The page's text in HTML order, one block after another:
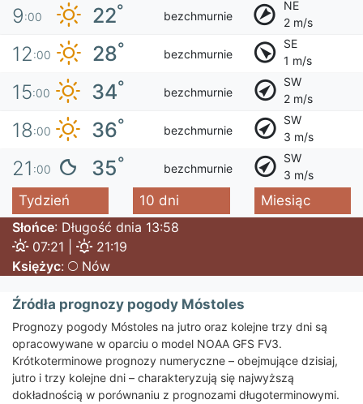
9:00 22° bezchmurnie
NE
2 m/s
12:00 28° bezchmurnie
SE
1 m/s
15:00 34° bezchmurnie
SW
2 m/s
18:00 36° bezchmurnie
SW
3 m/s
21 :00 35° bezchmurnie
SW
3 m/s
Tydzień 10 dni
Miesiąc
Słońce: Długość dnia 13:58
07:21 |
21:19
Księżyc: Nów
Źródła prognozy pogody Móstoles
Prognozy pogody Móstoles na jutro oraz kolejne trzy dni są
opracowywane w oparciu o model NOAA GFS FV3.
Krótkoterminowe prognozy numeryczne – obejmujące dzisiaj,
jutro i trzy kolejne dni – charakteryzują się najwyższą
dokładnością w porównaniu z prognozami długoterminowymi.